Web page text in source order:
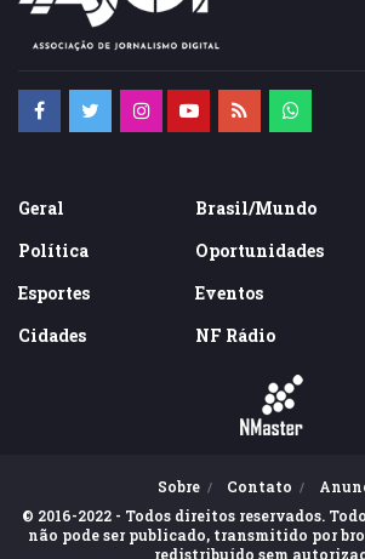
Geral
Política
Esportes
Cidades
Brasil/Mundo
Oportunidades
Eventos
NF Rádio
© 2016-2022 - Todos direitos reservados.
não pode ser publicado, transmitido por
redistribuído sem
Sobre Contato